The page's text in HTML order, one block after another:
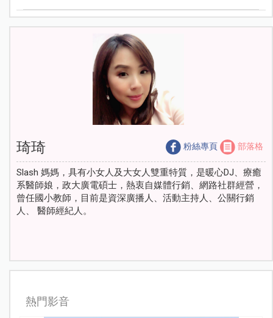
琦琦 粉絲專頁 部落格
Slash 媽媽，具有小女人及大女人雙重特質，是暖心DJ、療癒
系醫師娘，政大廣電碩士，熱衷自媒體行銷、網路社群經營，
曾任國小教師，目前是資深廣播人、活動主持人、公關行銷
人、 醫師經紀人。
熱門影音